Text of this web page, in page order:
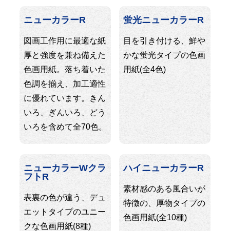
ニューカラーR
図画工作用に最適な紙
厚と強度を兼ね備えた
色画用紙。落ち着いた
色調を揃え、加工適性
に優れています。きん
いろ、ぎんいろ、どう
いろを含めて全70色。
蛍光ニューカラーR
目を引き付ける、鮮や
かな蛍光タイプの色画
用紙(全4色)
ニューカラーWクラ
フトR
表裏の色が違う、デュ
エットタイプのユニー
クな色画用紙(8種)
ハイニューカラーR
素材感のある風合いが
特徴の、厚物タイプの
色画用紙(全10種)